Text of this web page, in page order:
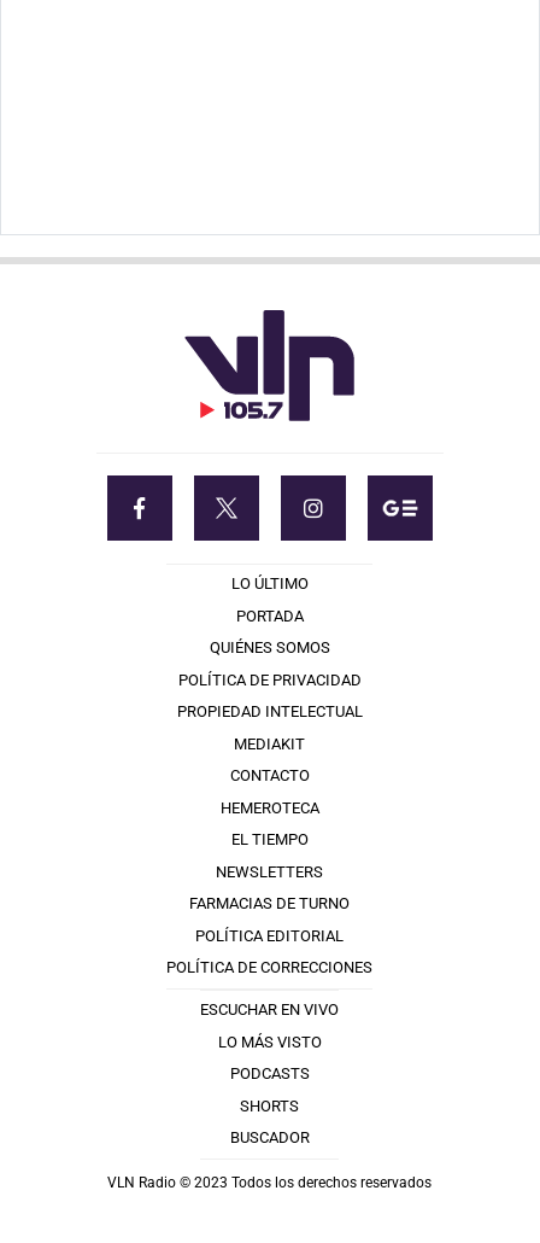
LO ÚLTIMO
PORTADA
QUIÉNES SOMOS
POLÍTICA DE PRIVACIDAD
PROPIEDAD INTELECTUAL
MEDIAKIT
CONTACTO
HEMEROTECA
EL TIEMPO
NEWSLETTERS
FARMACIAS DE TURNO
POLÍTICA EDITORIAL
POLÍTICA DE CORRECCIONES
ESCUCHAR EN VIVO
LO MÁS VISTO
PODCASTS
SHORTS
BUSCADOR
VLN Radio © 2023 Todos los derechos reservados